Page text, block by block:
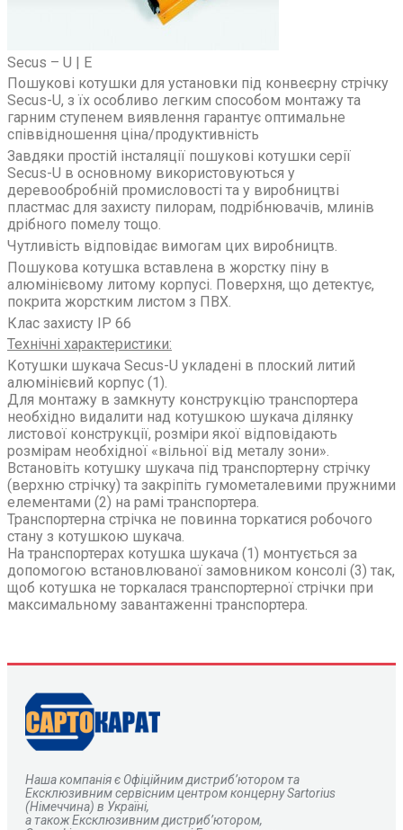
Secus – U | E
Пошукові котушки для установки під конвеєрну стрічку
Secus-U, з їх особливо легким способом монтажу та
гарним ступенем виявлення гарантує оптимальне
співвідношення ціна/продуктивність
Завдяки простій інсталяції пошукові котушки серії
Secus-U в основному використовуються у
деревообробній промисловості та у виробництві
пластмас для захисту пилорам, подрібнювачів, млинів
дрібного помелу тощо.
Чутливість відповідає вимогам цих виробництв.
Пошукова котушка вставлена в жорстку піну в
алюмінієвому литому корпусі. Поверхня, що детектує,
покрита жорстким листом з ПВХ.
Клас захисту IP 66
Технічні характеристики:
Котушки шукача Secus-U укладені в плоский литий
алюмінієвий корпус (1).
Для монтажу в замкнуту конструкцію транспортера
необхідно видалити над котушкою шукача ділянку
листової конструкції, розміри якої відповідають
розмірам необхідної «вільної від металу зони».
Встановіть котушку шукача під транспортерну стрічку
(верхню стрічку) та закріпіть гумометалевими пружними
елементами (2) на рамі транспортера.
Транспортерна стрічка не повинна торкатися робочого
стану з котушкою шукача.
На транспортерах котушка шукача (1) монтується за
допомогою встановлюваної замовником консолі (3) так,
щоб котушка не торкалася транспортерної стрічки при
максимальному завантаженні транспортера.
Наша компанія є Офіційним дистриб’ютором та
Ексклюзивним сервісним центром концерну Sartorius
(Німеччина) в Україні,
а також Ексклюзивним дистриб’ютором,